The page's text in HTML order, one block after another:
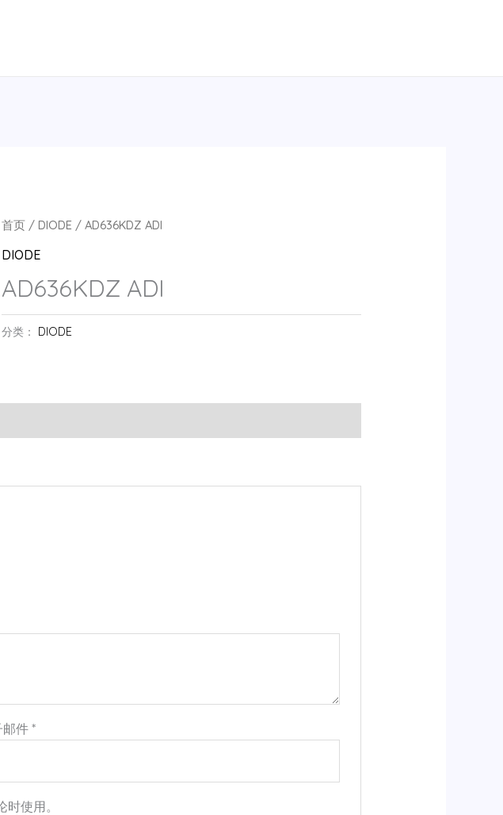
首页 /DIODE / AD636KDZ ADI
DIODE
AD636KDZ ADI
分类： DIODE
邮件*
使用。